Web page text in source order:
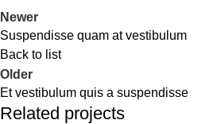
Newer
Suspendisse quam at vestibulum
Back to list
Older
Et vestibulum quis a suspendisse
Related projects